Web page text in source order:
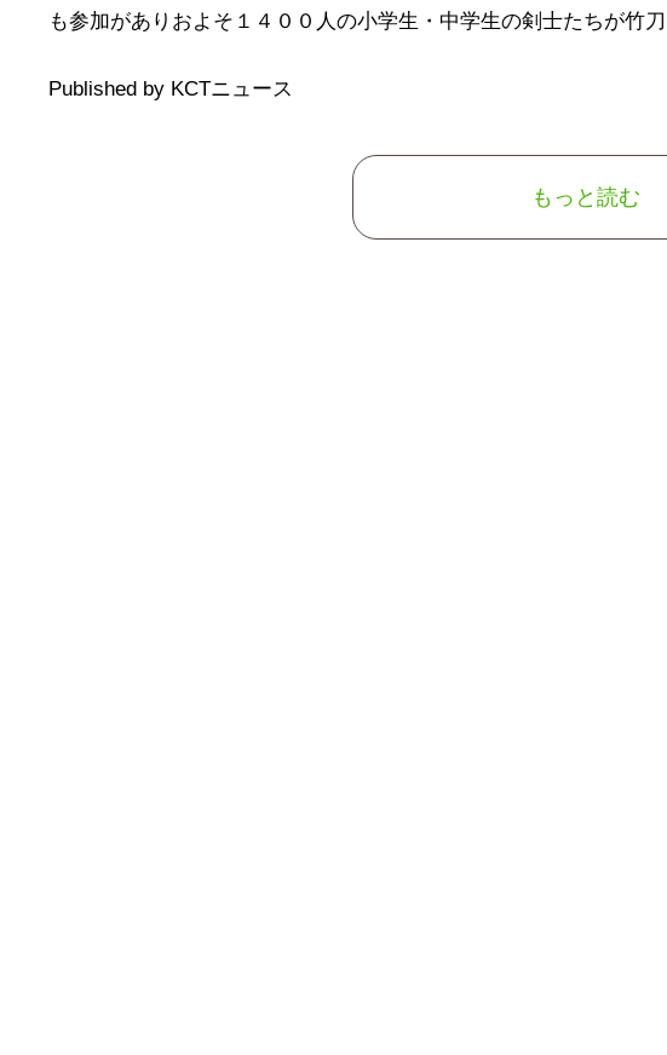
も参加がありおよそ１４００人の小学生・中学生の剣士たちが竹
Published by KCTニュース
もっと読む